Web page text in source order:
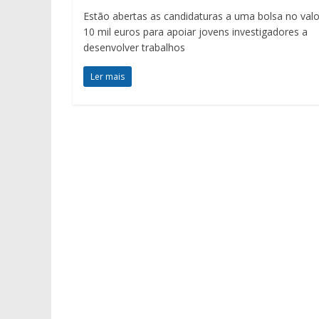
Estão abertas as candidaturas a uma bolsa no
10 mil euros para apoiar jovens investigadores a
desenvolver trabalhos
Ler mais